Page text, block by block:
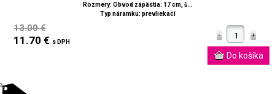
Rozmery: Obvod zápästia: 17 cm, š...
Typ náramku: prevliekací
13.00 €
11.70 € s DPH